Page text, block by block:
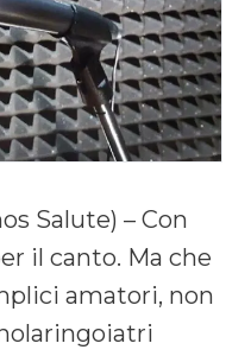
Salute) – Con
il canto. Ma che
amatori, non